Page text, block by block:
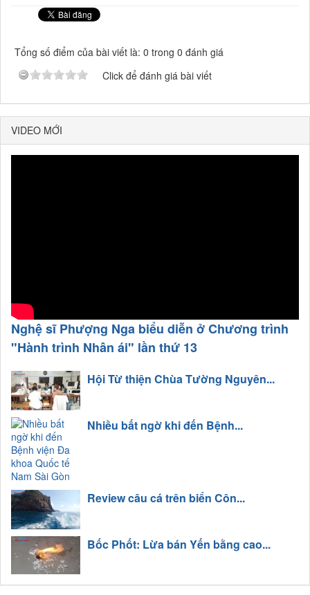
Tổng số điểm của bài viết là: 0 trong 0 đánh giá
Click để đánh giá bài viết
VIDEO MỚI
Nghệ sĩ Phượng Nga biểu diễn ở Chương trình
"Hành trình Nhân ái" lần thứ 13
Hội Từ thiện Chùa Tường Nguyên...
Nhiều bất ngờ khi đến Bệnh...
Review câu cá trên biển Côn...
Bốc Phốt: Lừa bán Yến bằng cao...